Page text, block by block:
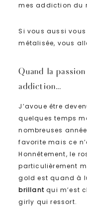
mes addiction du
Si vous aussi
métalisée, vous
Quand la
addiction…
J’avoue être
quelques temps
nombreuses
favorite mais ce
Honnêtement, le
particulièrement
gold est quand à
brillant qui m’est
girly qui ressort.